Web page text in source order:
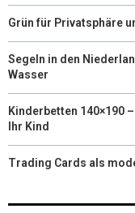
Grün für Privatsphäre
Segeln in den
Wasser
Kinderbetten 140×190
Ihr Kind
Trading Cards als